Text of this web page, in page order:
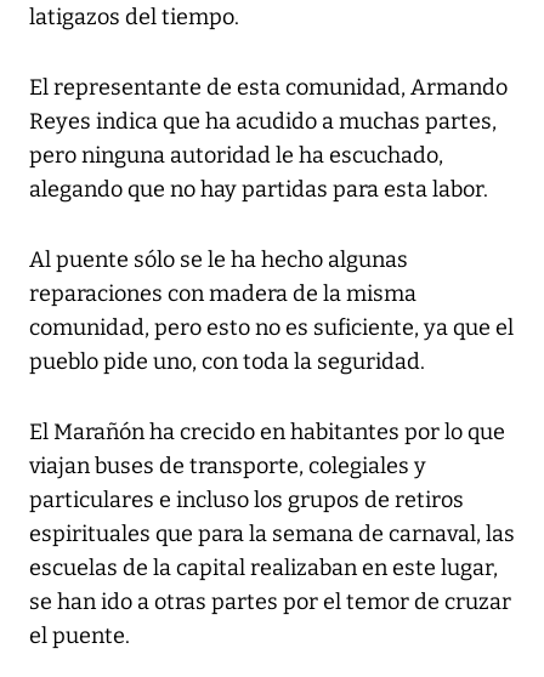
latigazos del tiempo.
El representante de esta comunidad, Armando
Reyes indica que ha acudido a muchas partes,
pero ninguna autoridad le ha escuchado,
alegando que no hay partidas para esta labor.
Al puente sólo se le ha hecho algunas
reparaciones con madera de la misma
comunidad, pero esto no es suficiente, ya que el
pueblo pide uno, con toda la seguridad.
El Marañón ha crecido en habitantes por lo que
viajan buses de transporte, colegiales y
particulares e incluso los grupos de retiros
espirituales que para la semana de carnaval, las
escuelas de la capital realizaban en este lugar,
se han ido a otras partes por el temor de cruzar
el puente.